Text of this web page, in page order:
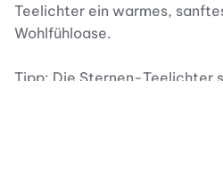
Teelichter ein warmes,
Wohlfühloase.
Tipp: Die Sternen-Teelichter